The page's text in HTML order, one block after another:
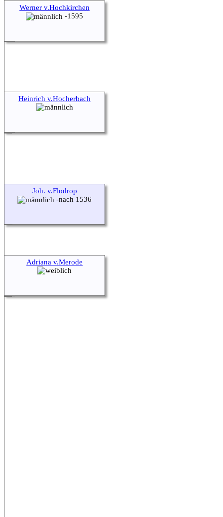
Werner v.Hochkirchen
-1595
Heinrich v.Hocherbach
Joh. v.Flodrop
-nach 1536
Adriana v.Merode